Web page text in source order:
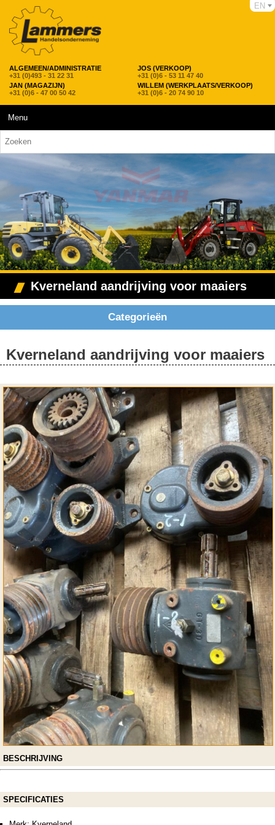
ALGEMEEN/ADMINISTRATIE
+31 (0)493 - 31 22 31
JOS (VERKOOP)
+31 (0)6 - 53 11 47 40
JAN (MAGAZIJN)
+31 (0)6 - 47 00 50 42
WILLEM (WERKPLAATS/VERKOOP)
+31 (0)6 - 20 74 90 10
EN
Menu
Kverneland aandrijving voor maaiers
Categorieën
Kverneland aandrijving voor maaiers
BESCHRIJVING
SPECIFICATIES